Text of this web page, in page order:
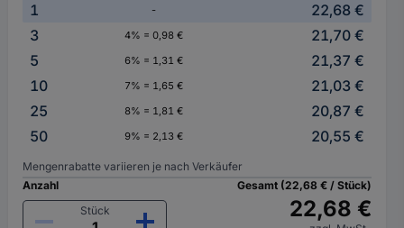
1 -
22,68 €
3
4% = 0,98 €
21,70 €
5
6% = 1,31 €
21,37 €
10
7% = 1,65 €
21,03 €
25
8% = 1,81 €
20,87 €
50
9% = 2,13 € 20,55 €
Mengenrabatte variieren je nach Verkäufer
Anzahl
Stück
Gesamt (22,68 € / Stück)
22,68 €